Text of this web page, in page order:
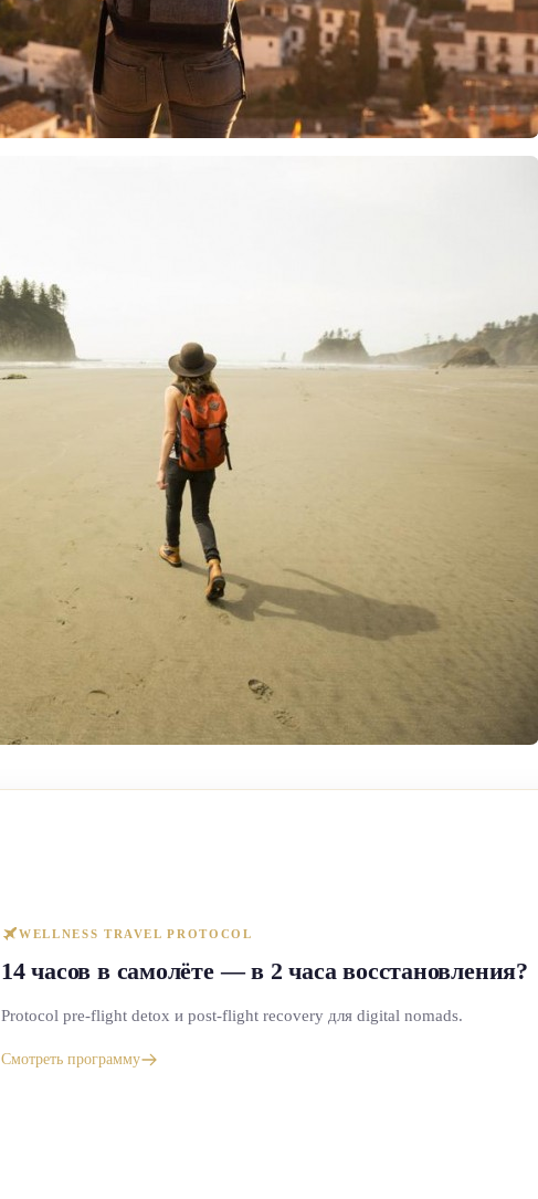
WELLNESS TRAVEL PROTOCOL
14 часов в самолёте — в 2 часа восстановления?
Protocol pre-flight detox и post-flight recovery для digital nomads.
Смотреть программу